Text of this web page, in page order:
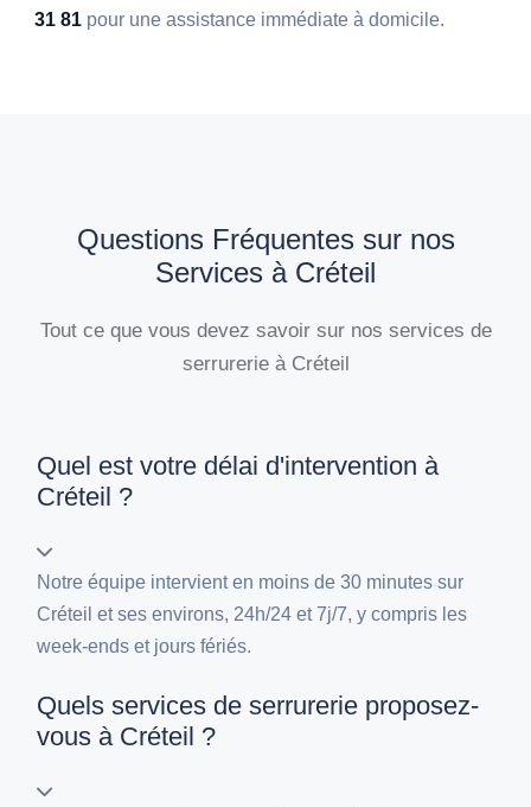
31 81 pour une assistance immédiate à domicile.
Questions Fréquentes sur nos
Services à Créteil
Tout ce que vous devez savoir sur nos services de
serrurerie à Créteil
Quel est votre délai d'intervention à
Créteil ?
Notre équipe intervient en moins de 30 minutes sur
Créteil et ses environs, 24h/24 et 7j/7, y compris les
week-ends et jours fériés.
Quels services de serrurerie proposez-
vous à Créteil ?